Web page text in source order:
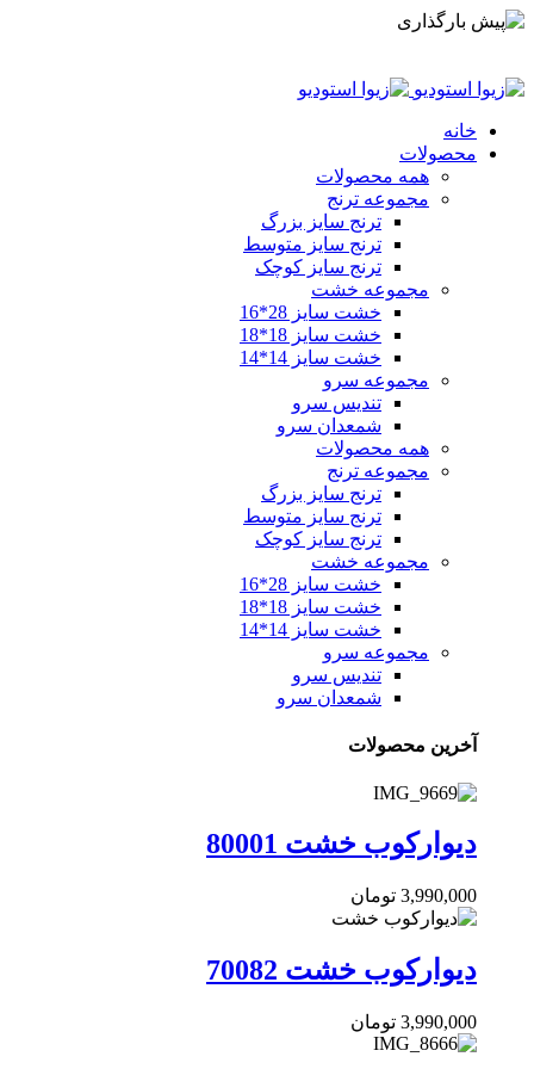
خانه
محصولات
همه محصولات
مجموعه ترنج
ترنج سایز بزرگ
ترنج سایز متوسط
ترنج سایز کوچک
مجموعه خشت
خشت سایز 28*16
خشت سایز 18*18
خشت سایز 14*14
مجموعه سرو
تندیس سرو
شمعدان سرو
همه محصولات
مجموعه ترنج
ترنج سایز بزرگ
ترنج سایز متوسط
ترنج سایز کوچک
مجموعه خشت
خشت سایز 28*16
خشت سایز 18*18
خشت سایز 14*14
مجموعه سرو
تندیس سرو
شمعدان سرو
آخرین محصولات
دیوارکوب خشت 80001
3,990,000 تومان
دیوارکوب خشت 70082
3,990,000 تومان